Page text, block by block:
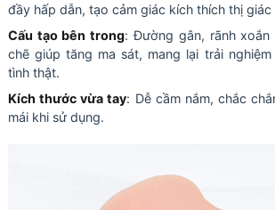
đầy hấp dẫn, tạo cảm giác kích thích thị giác
Cấu tạo bên trong: Đường gân, rãnh
chẽ giúp tăng ma sát, mang lại trải
tình thật.
Kích thước vừa tay: Dễ cầm nắm, chắc
mái khi sử dụng.